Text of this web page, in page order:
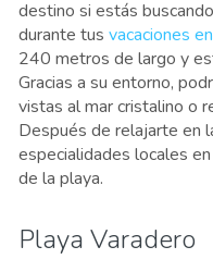
destino si estás
durante tus vacaciones
240 metros de largo y
Gracias a su entorno,
vistas al mar cristalino o
Después de relajarte en
especialidades locales
de la playa.
Playa Varadero